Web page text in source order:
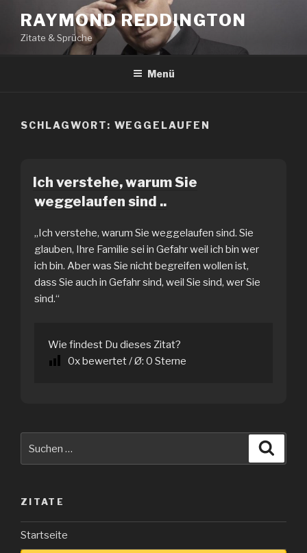
Inhalt
springen
RAYMOND REDDINGTON
Zitate & Sprüche
Menü
SCHLAGWORT: WEGGELAUFEN
Ich verstehe, warum Sie
weggelaufen sind ..
„Ich verstehe, warum Sie weggelaufen sind. Sie
glauben, Ihre Familie sei in Gefahr weil ich bin wer
ich bin. Aber was Sie nicht begreifen wollen ist,
dass Sie auch in Gefahr sind, weil Sie sind, wer Sie
sind.“
Wie findest Du dieses Zitat?
0x bewertet / Ø: 0 Sterne
nach:
ZITATE
Startseite